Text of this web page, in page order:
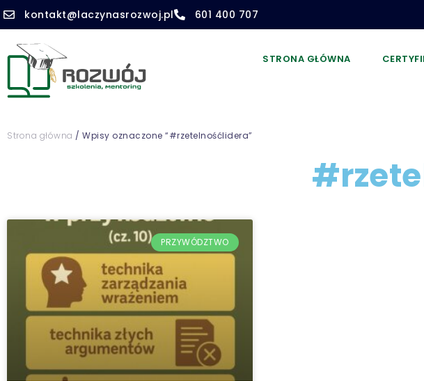
kontakt@laczynasrozwoj.pl 601 400 707
STRONA GŁÓWNA
Strona główna / Wpisy oznaczone “#rzetelnośćlidera”
PRZYWÓDZTWO